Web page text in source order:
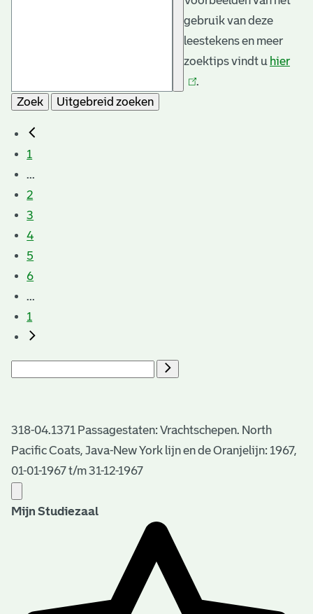
gebruik van deze
leestekens en meer
zoektips vindt u hier
.
Zoek
Uitgebreid zoeken
1
...
2
3
4
5
6
...
1
318-04.1371 Passagestaten: Vrachtschepen. North
Pacific Coats, Java-New York lijn en de Oranjelijn: 1967,
01-01-1967 t/m 31-12-1967
Mijn Studiezaal